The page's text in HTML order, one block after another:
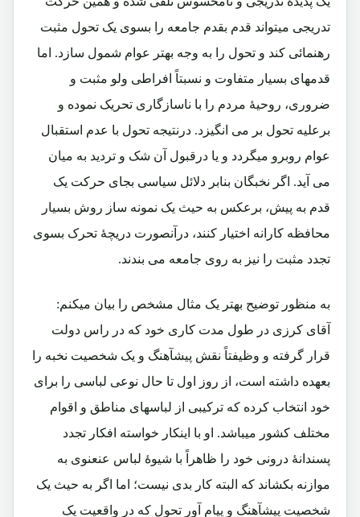
تدریجی میتواند قدم بقدم جامعه را بسوی یک تحول مثبت
رهنمائی کند و تحول را به وجه بهتر عوام شمول سازد. اما
قدمهای بسیار متفاوت و نسبتاً افراطی ولو مثبت و
ضروری، روحیۀ مردم را با ناسازگاری تحریک نموده و
برعلیه تحول بر می انگیزد. درنتیجه تحول با عدم استقبال
عوام روبرو میگردد و یا درقبول آن شک و تردید به میان
می آید. اگر نخبگان بنابر دلائل سیاسی بجای حرکت یک
قدم به پیش، برعکس به حیث یک نمونه ساز روش بسیار
محافظه کارانه اختیار کنند، درآنصورت دریچۀ تحرک بسوی
تجدد مثبت را نیز به روی جامعه می بندند.
به منظور توضیح بهتر یک مثال مشخص را بیان میکنم:
آقای کرزی در طول مدت کاری خود که در راس دولت
قرار گرفته و وظیفتاً نقش پیشآهنگ و یک شخصیت نخبه را
بعهده داشته است، از روز اول تا حال نوعی لباسی را برای
خود انتخاب کرده که ترکیبی از لباسهای مناطق و اقوام
مختلف کشور میباشد. او با اینکار خواسته افکار تجدد
پسندانۀ درونی خود را ظاهراً با شیوۀ لباس عنعنوی به
موازنه بکشاند که البته کار بدی نیست؛ اما اگر به حیث یک
شخصیت پیشآهنگ و پیام آور تحول که در واقعیت یک